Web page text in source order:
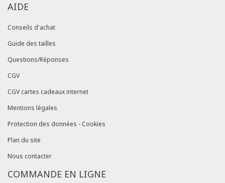
AIDE
Conseils d'achat
Guide des tailles
Questions/Réponses
CGV
CGV cartes cadeaux internet
Mentions légales
Protection des données - Cookies
Plan du site
Nous contacter
COMMANDE EN LIGNE